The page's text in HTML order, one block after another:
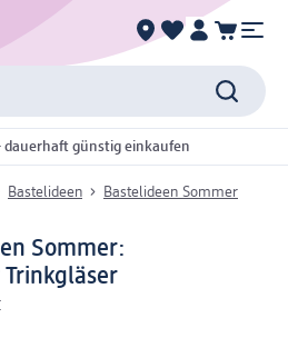
dauerhaft günstig einkaufen
Bastelideen Bastelideen Sommer
Sommer:
Trinkgläser